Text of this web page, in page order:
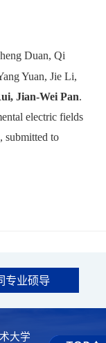
Duan, Qi
Yuan, Jie Li,
Jian-Wei Pan.
electric fields
submitted to
专业硕导
大学